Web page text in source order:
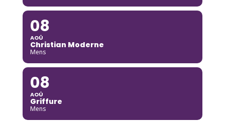
08
AOÛ
Christian Moderne
Mens
08
AOÛ
Griffure
Mens